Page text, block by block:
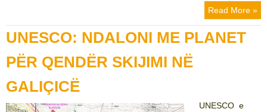
Read More »
UNESCO: NDALONI ME PLANET
PËR QENDËR SKIJIMI NË
GALIÇICË
UNESCO e